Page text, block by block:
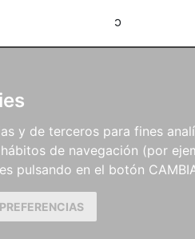
y de terceros para fines
de navegación (por
pulsando en el botón
c